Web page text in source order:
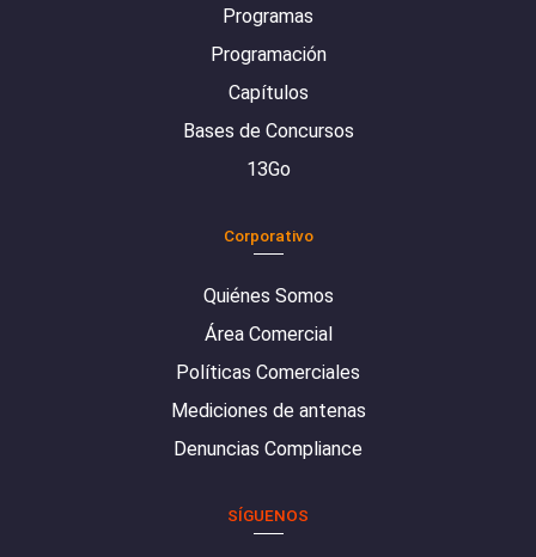
Programas
Programación
Capítulos
Bases de Concursos
13Go
Corporativo
Quiénes Somos
Área Comercial
Políticas Comerciales
Mediciones de antenas
Denuncias Compliance
SÍGUENOS